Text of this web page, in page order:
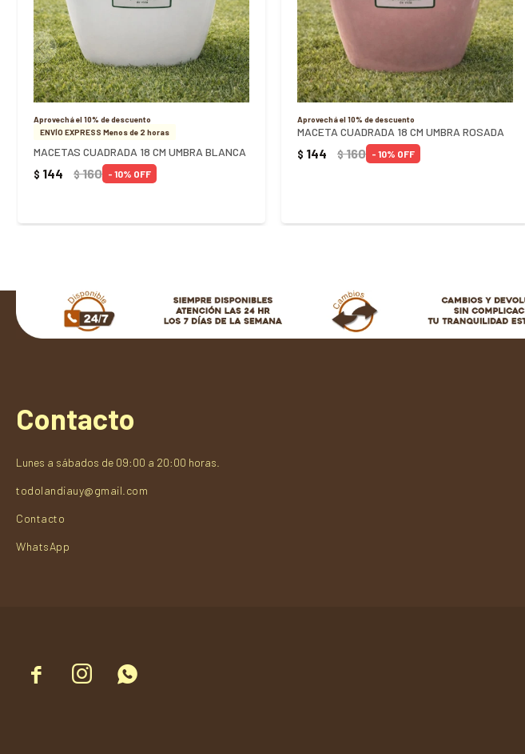
Aprovechá el 10% de descuento
ENVÍO EXPRESS Menos de 2 horas
MACETAS CUADRADA 18 CM UMBRA BLANCA
$ 144 $160 10
Aprovechá el 10% de descuento
MACETA CUADRADA 18 CM UMBRA ROSADA
$ 144 $160 10
  
Contacto
Lunes a sábados de 09:00 a 20:00 horas.
todolandiauy@gmail.com
Contacto
WhatsApp